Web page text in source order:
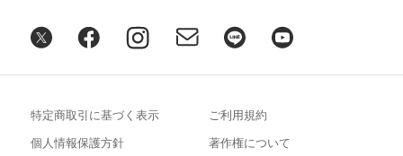
特定商取引に基づく表示 ご利用規約
個人情報保護方針 著作権について